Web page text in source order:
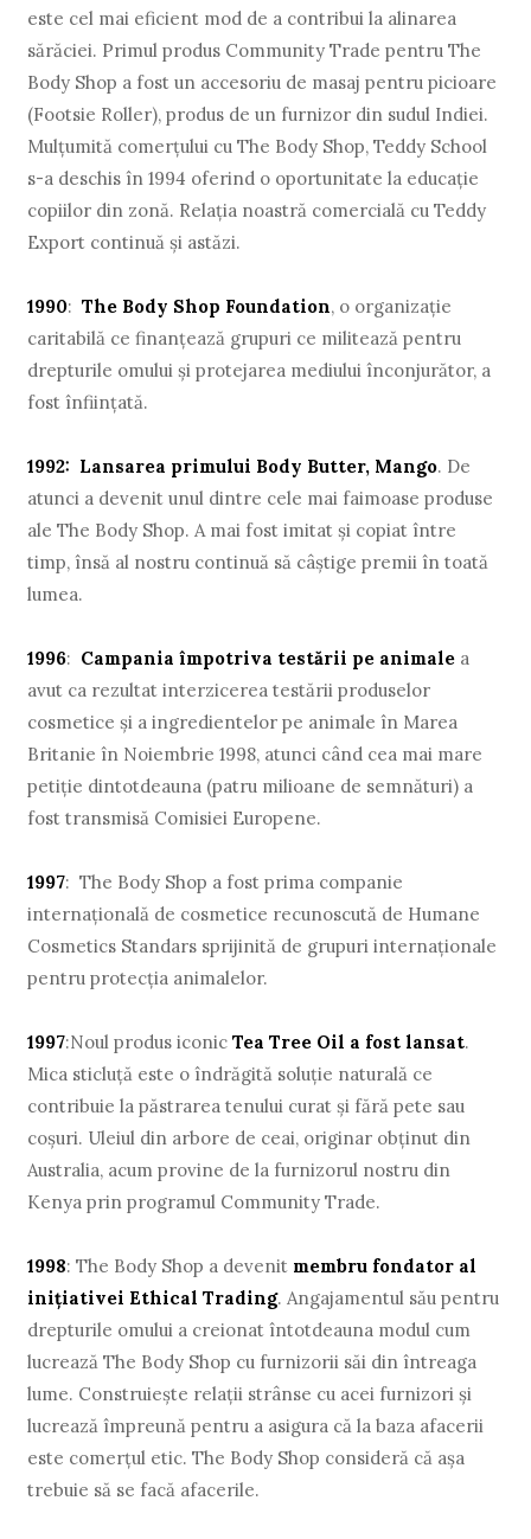
este cel mai eficient mod de a contribui la alinarea
sărăciei. Primul produs Community Trade pentru The
Body Shop a fost un accesoriu de masaj pentru picioare
(Footsie Roller), produs de un furnizor din sudul Indiei.
Mulţumită comerţului cu The Body Shop, Teddy School
s-a deschis în 1994 oferind o oportunitate la educaţie
copiilor din zonă. Relaţia noastră comercială cu Teddy
Export continuă şi astăzi.
1990:The Body Shop Foundation, o organizaţie
caritabilă ce finanţează grupuri ce militează pentru
drepturile omului şi protejarea mediului înconjurător, a
fost înfiinţată.
1992: Lansarea primului Body Butter, Mango. De
atunci a devenit unul dintre cele mai faimoase produse
ale The Body Shop. A mai fost imitat şi copiat între
timp, însă al nostru continuă să câştige premii în toată
lumea.
1996: Campania împotriva testării pe animale a
avut ca rezultat interzicerea testării produselor
cosmetice şi a ingredientelor pe animale în Marea
Britanie în Noiembrie 1998, atunci când cea mai mare
petiţie dintotdeauna (patru milioane de semnături) a
fost transmisă Comisiei Europene.
1997: The Body Shop a fost prima companie
internaţională de cosmetice recunoscută de Humane
Cosmetics Standars sprijinită de grupuri internaţionale
pentru protecţia animalelor.
1997:Noul produs iconicTea Tree Oil a fost lansat.
Mica sticluţă este o îndrăgită soluţie naturală ce
contribuie la păstrarea tenului curat şi fără pete sau
coşuri. Uleiul din arbore de ceai, originar obţinut din
Australia, acum provine de la furnizorul nostru din
Kenya prin programul Community Trade.
1998: The Body Shop a devenit membru fondator al
iniţiativei Ethical Trading. Angajamentul său pentru
drepturile omului a creionat întotdeauna modul cum
lucrează The Body Shop cu furnizorii săi din întreaga
lume. Construieşte relaţii strânse cu acei furnizori şi
lucrează împreună pentru a asigura că la baza afacerii
este comerţul etic. The Body Shop consideră că aşa
trebuie să se facă afacerile.